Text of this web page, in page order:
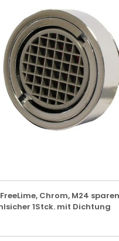
Chrom, M24
1Stck. mit Dichtung